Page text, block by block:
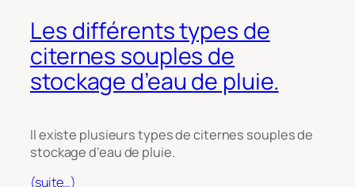
Les différents types de
citernes souples de
stockage d’eau de pluie.
Il existe plusieurs types de citernes souples de
stockage d’eau de pluie.
(suite…)